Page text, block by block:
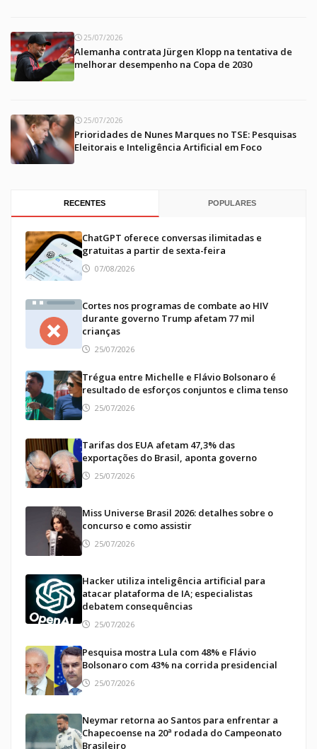
25/07/2026
Alemanha contrata Jürgen Klopp na tentativa de
melhorar desempenho na Copa de 2030
25/07/2026
Prioridades de Nunes Marques no TSE: Pesquisas
Eleitorais e Inteligência Artificial em Foco
RECENTES POPULARES
ChatGPT oferece conversas ilimitadas e
gratuitas a partir de sexta-feira
07/08/2026
Cortes nos programas de combate ao HIV
durante governo Trump afetam 77 mil
crianças
25/07/2026
Trégua entre Michelle e Flávio Bolsonaro é
resultado de esforços conjuntos e clima tenso
25/07/2026
Tarifas dos EUA afetam 47,3% das
exportações do Brasil, aponta governo
25/07/2026
Miss Universe Brasil 2026: detalhes sobre o
concurso e como assistir
25/07/2026
Hacker utiliza inteligência artificial para
atacar plataforma de IA; especialistas
debatem consequências
25/07/2026
Pesquisa mostra Lula com 48% e Flávio
Bolsonaro com 43% na corrida presidencial
25/07/2026
Neymar retorna ao Santos para enfrentar a
Chapecoense na 20ª rodada do Campeonato
Brasileiro